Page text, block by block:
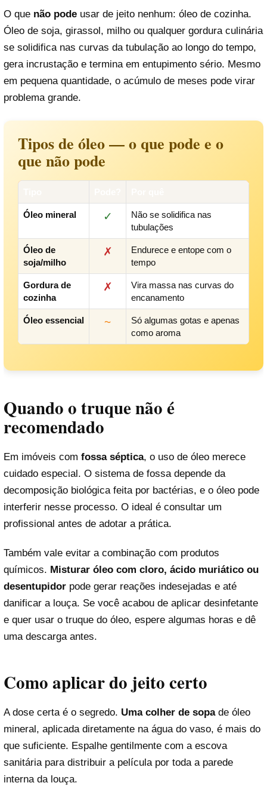
O que não pode usar de jeito nenhum: óleo de cozinha.
Óleo de soja, girassol, milho ou qualquer gordura culinária
se solidifica nas curvas da tubulação ao longo do tempo,
gera incrustação e termina em entupimento sério. Mesmo
em pequena quantidade, o acúmulo de meses pode virar
problema grande.
Tipos de óleo — o que pode e o
que não pode
Óleo mineral ✓
Não se solidifica nas
tubulações
Óleo de
soja/milho
✗
Endurece e entope com o
tempo
Gordura de
cozinha
✗
Vira massa nas curvas do
encanamento
Óleo essencial ~
Só algumas gotas e apenas
como aroma
Quando o truque não é
recomendado
Em imóveis com fossa séptica, o uso de óleo merece
cuidado especial. O sistema de fossa depende da
decomposição biológica feita por bactérias, e o óleo pode
interferir nesse processo. O ideal é consultar um
profissional antes de adotar a prática.
Também vale evitar a combinação com produtos
químicos. Misturar óleo com cloro, ácido muriático ou
desentupidor pode gerar reações indesejadas e até
danificar a louça. Se você acabou de aplicar desinfetante
e quer usar o truque do óleo, espere algumas horas e dê
uma descarga antes.
Como aplicar do jeito certo
A dose certa é o segredo. Uma colher de sopade óleo
mineral, aplicada diretamente na água do vaso, é mais do
que suficiente. Espalhe gentilmente com a escova
sanitária para distribuir a película por toda a parede
interna da louça.